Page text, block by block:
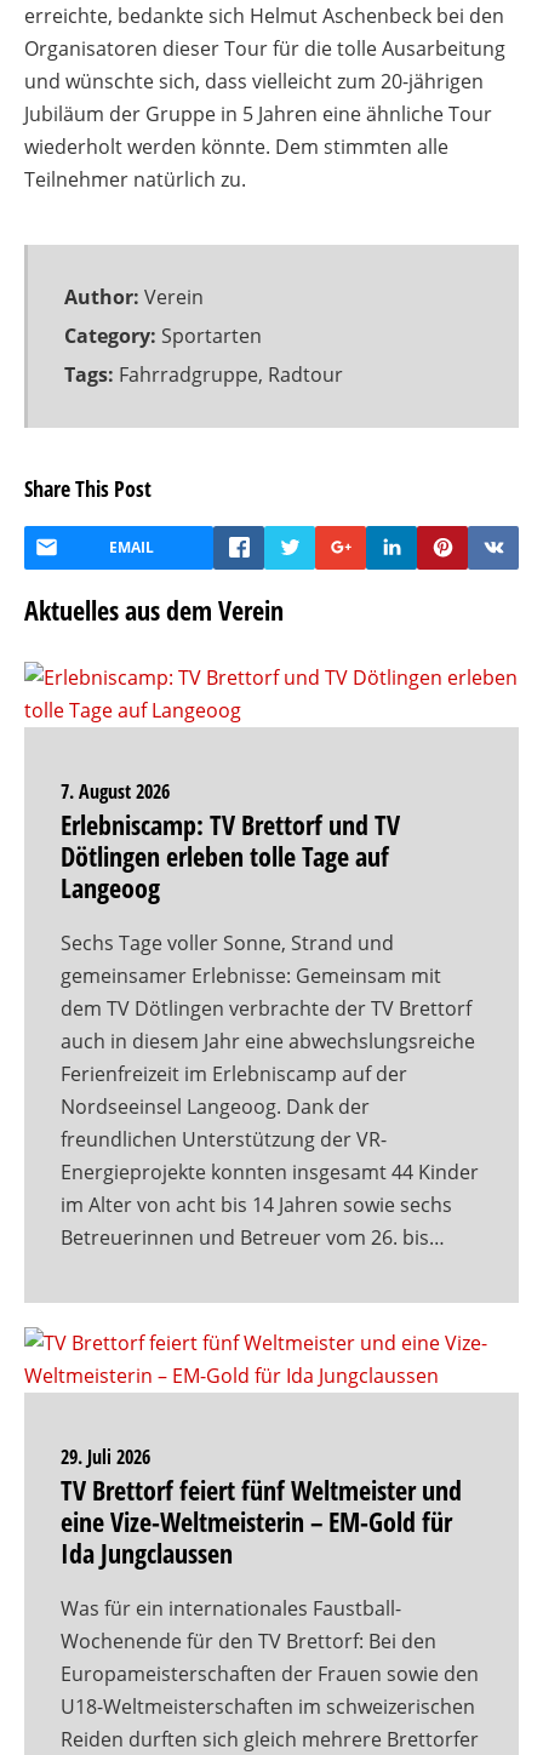
erreichte, bedankte sich Helmut Aschenbeck bei den
Organisatoren dieser Tour für die tolle Ausarbeitung
und wünschte sich, dass vielleicht zum 20-jährigen
Jubiläum der Gruppe in 5 Jahren eine ähnliche Tour
wiederholt werden könnte. Dem stimmten alle
Teilnehmer natürlich zu.
Author: Verein
Category: Sportarten
Tags: Fahrradgruppe, Radtour
Share This Post
EMAIL
Aktuelles aus dem Verein
7. August 2026
Erlebniscamp: TV Brettorf und TV
Dötlingen erleben tolle Tage auf
Langeoog
Sechs Tage voller Sonne, Strand und
gemeinsamer Erlebnisse: Gemeinsam mit
dem TV Dötlingen verbrachte der TV Brettorf
auch in diesem Jahr eine abwechslungsreiche
Ferienfreizeit im Erlebniscamp auf der
Nordseeinsel Langeoog. Dank der
freundlichen Unterstützung der VR-
Energieprojekte konnten insgesamt 44 Kinder
im Alter von acht bis 14 Jahren sowie sechs
Betreuerinnen und Betreuer vom 26. bis…
29. Juli 2026
TV Brettorf feiert fünf Weltmeister und
eine Vize-Weltmeisterin – EM-Gold für
Ida Jungclaussen
Was für ein internationales Faustball-
Wochenende für den TV Brettorf: Bei den
Europameisterschaften der Frauen sowie den
U18-Weltmeisterschaften im schweizerischen
Reiden durften sich gleich mehrere Brettorfer